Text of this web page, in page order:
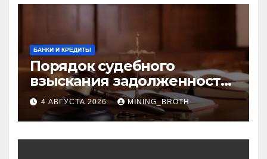
БАНКИ И КРЕДИТЫ
Порядок судебного
взыскания задолженности:
ключевые стадии и
нюансы
4 АВГУСТА 2026 MINING_BROTH